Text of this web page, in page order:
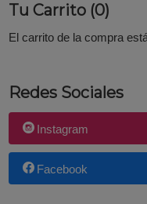
Tu Carrito (0)
El carrito de la compra
Redes Sociales
Instagram
Facebook